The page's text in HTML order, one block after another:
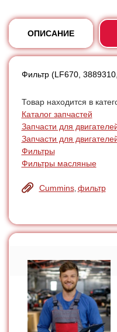
ОПИСАНИЕ
Фильтр (LF670,
Товар находится в
Каталог запчастей
Запчасти для
Запчасти для
Фильтры
Фильтры масляные
Cummins, фильтр